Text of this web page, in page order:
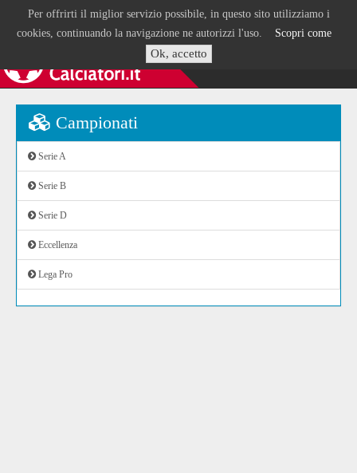
Per offrirti il miglior servizio possibile, in questo sito utilizziamo i
cookies, continuando la navigazione ne autorizzi l'uso. Scopri come
Ok, accetto
Campionati
Serie A
Serie B
Serie D
Eccellenza
Lega Pro